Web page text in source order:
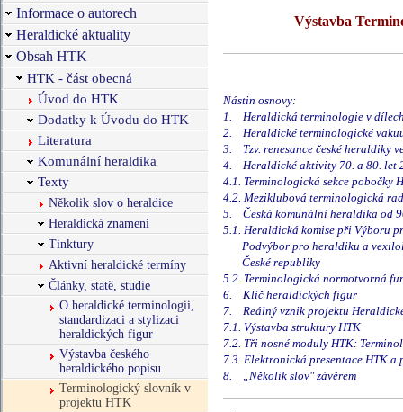
Informace o autorech
Heraldické aktuality
Obsah HTK
HTK - část obecná
Úvod do HTK
Dodatky k Úvodu do HTK
Literatura
Komunální heraldika
Texty
Několik slov o heraldice
Heraldická znamení
Tinktury
Aktivní heraldické termíny
Články, statě, studie
O heraldické terminologii,
standardizaci a stylizaci
heraldických figur
Výstavba českého
heraldického popisu
Terminologický slovník v
projektu HTK
Výstavba
Nástin osnovy:
1. Heraldická terminologie v
2. Heraldické terminologické
3. Tzv. renesance české heraldiky
4. Heraldické aktivity 70. a 80. let
4.1. Terminologická sekce pobočky
4.2. Meziklubová terminologická
5. Česká komunální heraldika od
5.1. Heraldická komise při Výboru
Podvýbor pro heraldiku a
České republiky
5.2. Terminologická normotvorná
6. Klíč heraldických figur
7. Reálný vznik projektu
7.1. Výstavba struktury HTK
7.2. Tři nosné moduly HTK:
7.3. Elektronická presentace HTK
8. „Několik slov" závěrem